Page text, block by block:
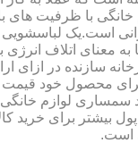
با ظرفیت های
٤ نفره تنها به معنای اتلاف
سازنده در ازای
محصول خود
سمساری لوازم
بیشتر برای خرید
است.